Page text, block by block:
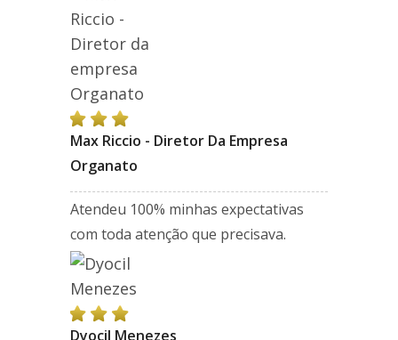
Max Riccio - Diretor Da Empresa
Organato
Atendeu 100% minhas expectativas
com toda atenção que precisava.
Dyocil Menezes